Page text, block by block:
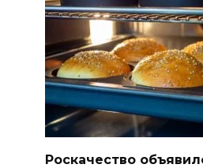
Роскачество